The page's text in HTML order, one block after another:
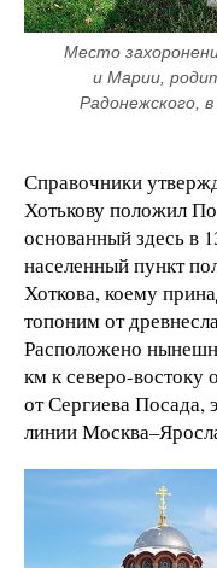
Место
и Марии,
Радонежского,
Справочники
Хотькову положил
основанный здесь в
населенный пункт
Хоткова, коему
топоним от
Расположено
км к северо-
от Сергиева Посада,
линии